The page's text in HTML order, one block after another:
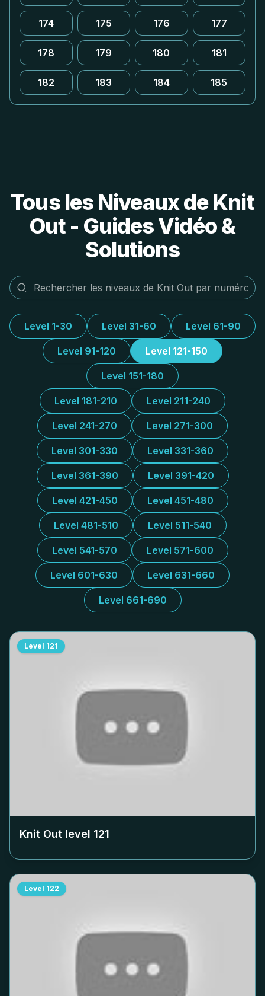
174 175 176 177
178 179 180 181
182 183 184 185
Tous les Niveaux de Knit
Out - Guides Vidéo &
Solutions
Level 1-30 Level 31-60 Level 61-90
Level 91-120 Level 121-150
Level 151-180
Level 181-210 Level 211-240
Level 241-270 Level 271-300
Level 301-330 Level 331-360
Level 361-390 Level 391-420
Level 421-450 Level 451-480
Level 481-510 Level 511-540
Level 541-570 Level 571-600
Level 601-630 Level 631-660
Level 661-690
Level 121
Knit Out level 121
Level 122